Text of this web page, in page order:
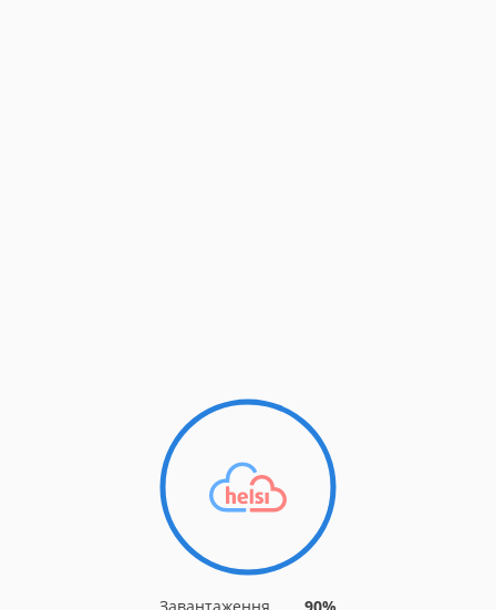
Завантаження... 90%